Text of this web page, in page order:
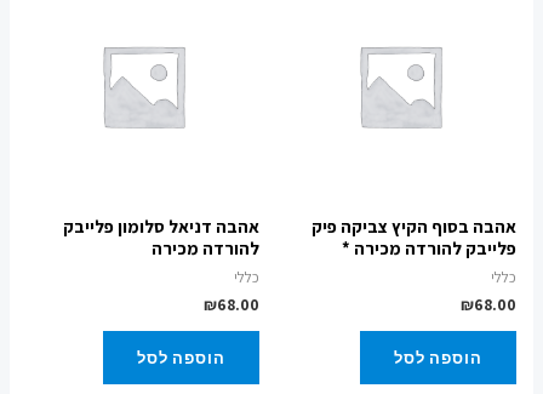
אהבה בסוף הקיץ צביקה פיק
פלייבק להורדה מכירה *
כללי
₪68.00
הוספה לסל
אהבה דניאל סלומון פלייבק
להורדה מכירה
כללי
₪68.00
הוספה לסל